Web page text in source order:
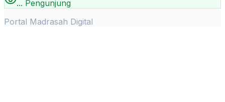
... Pengunjung
Portal Madrasah Digital